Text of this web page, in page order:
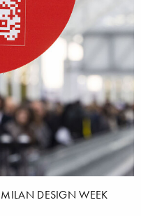
DESIGN WEEK